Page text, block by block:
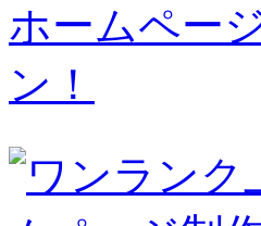
ホームペー
ン！